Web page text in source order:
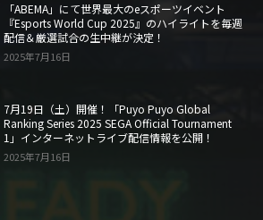
「ABEMA」にて世界最大のeスポーツイベント
『Esports World Cup 2025』のハイライトを毎週
配信＆厳選試合の生中継が決定！
2025年7月16日
7月19日（土）開催！「Puyo Puyo Global
Ranking Series 2025 SEGA Official Tournament
1」インターネットライブ配信情報を公開！
2025年7月16日